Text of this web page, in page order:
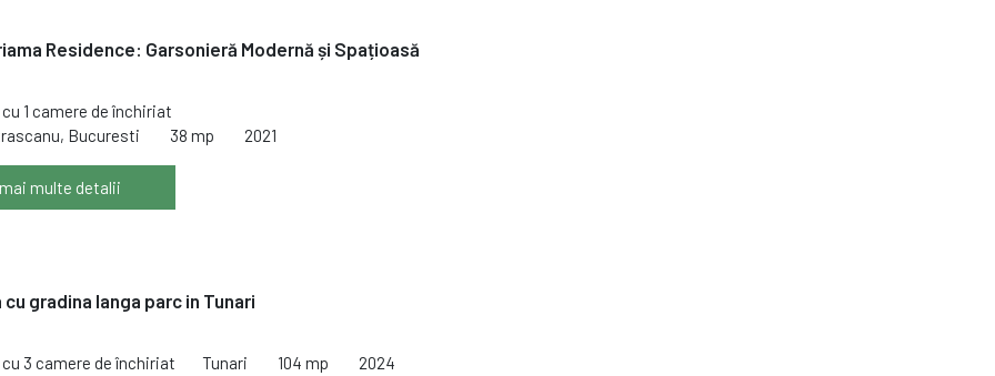
Residence: Garsonieră Modernă și Spațioasă
1 camere de închiriat
Bucuresti
38 mp 2021
multe detalii
cu gradina langa parc in Tunari
3 camere de închiriat Tunari 104 mp 2024